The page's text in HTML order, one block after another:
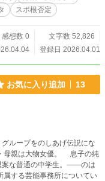
こに打ってくる。目をつぶ
なデータと瑠衣の励まし
てくる強豪校も「頭脳」と
い形の青春バレーボール物
スポ根否定
感想数 0
文字数 52,826
登録日 2026.04.01
お気に入り追加 13
ループをのしあげ伝説にな
案な普通の中学生。――のは